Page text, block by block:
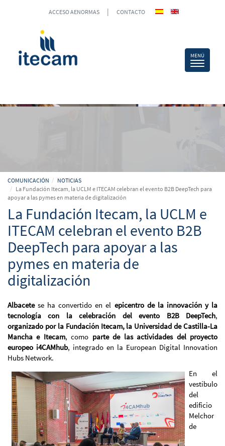
ACCESO AENORMAS | CONTACTO
COMUNICACIÓN
NOTICIAS
La Fundación Itecam, la UCLM e ITECAM celebran el evento B2B DeepTech para
apoyar a las pymes en materia de digitalización
La Fundación Itecam, la UCLM e
ITECAM celebran el evento B2B
DeepTech para apoyar a las
pymes en materia de
digitalización
Albacetese ha convertido en el epicentro de la innovación y la
tecnología con la celebración del evento B2B DeepTech,
organizado por la Fundación Itecam, la Universidad de Castilla-La
Mancha e Itecam, como parte de las actividades del proyecto
europeo i4CAMhub, integrado en la European Digital Innovation
Hubs Network.
En el
vestíbulo
del
edificio
Melchor
de